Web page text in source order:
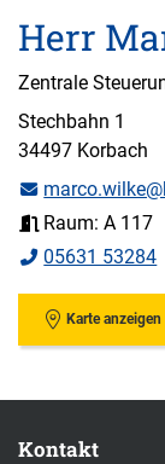
Herr
Zentrale
Stechbahn 1
34497 Korbach
Raum: A 117
05631 53284
Karte anzeigen
Kontakt